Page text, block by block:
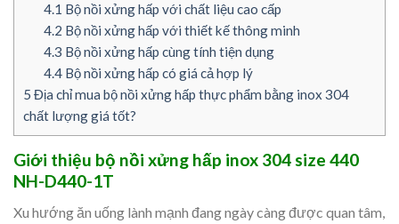
4.1 Bộ nồi xửng hấp với chất liệu cao cấp
4.2 Bộ nồi xửng hấp với thiết kế thông minh
4.3 Bộ nồi xửng hấp cùng tính tiện dụng
4.4Bộ nồi xửng hấp có giá cả hợp lý
5 Địa chỉ mua bộ nồi xửng hấp thực phẩm bằng inox 304
chất lượng giá tốt?
Giới thiệu bộ nồi xửng hấp inox 304 size 440
NH-D440-1T
Xu hướng ăn uống lành mạnh đang ngày càng được quan tâm,